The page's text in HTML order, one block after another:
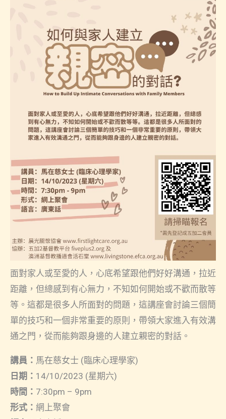
面對家人或至愛的人，心底希望跟他們好好溝通，拉近
距離，但總感到有心無力，不知如何開始或不歡而散等
等。這都是很多人所面對的問題，這講座會討論三個簡
單的技巧和一個非常重要的原則，帶領大家進入有效溝
通之門，從而能夠跟身邊的人建立親密的對話。
講員： 馬在慈女士 (臨床心理學家)
日期： 14/10/2023 (星期六)
時間： 7:30pm – 9pm
形式 ： 網上聚會